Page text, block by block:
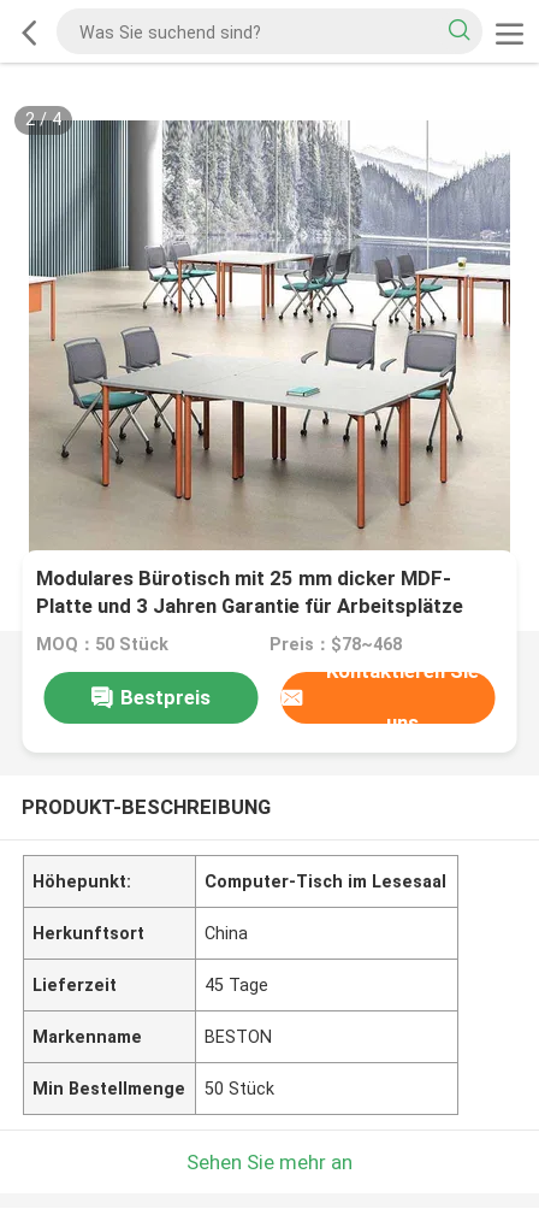
2/4
Modulares Bürotisch mit 25 mm dicker MDF-
Platte und 3 Jahren Garantie für Arbeitsplätze
MOQ：50 Stück Preis：$78~468
Bestpreis
Kontaktieren Sie
uns
PRODUKT-BESCHREIBUNG
Höhepunkt: Computer-Tisch im Lesesaal
Herkunftsort China
Lieferzeit 45 Tage
Markenname BESTON
Min Bestellmenge 50 Stück
Sehen Sie mehr an